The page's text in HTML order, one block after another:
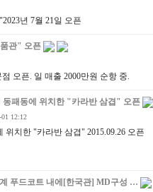
년 7월 21일 오픈
관" 오픈
오픈. 일 매출 2000만원 순항 중.
동패동에 위치한 "카라반 삼겹" 오픈
01 12:12
위치한 "카라반 삼겹" 2015.09.26 오픈
푸드코트 내에[한국관] MD구성 …